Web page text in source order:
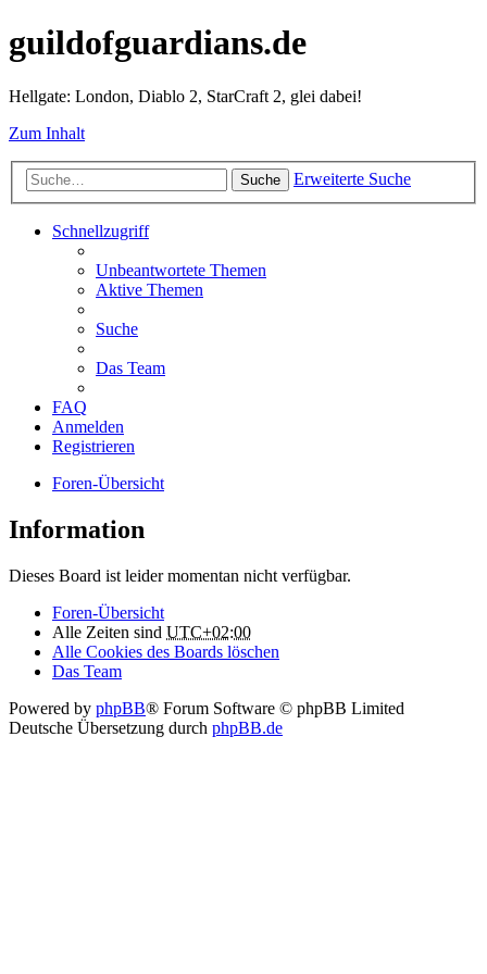
guildofguardians.de
Hellgate: London, Diablo 2, StarCraft 2, glei dabei!
Zum Inhalt
Suche Erweiterte Suche
Schnellzugriff
Unbeantwortete Themen
Aktive Themen
Suche
Das Team
FAQ
Anmelden
Registrieren
Foren-Übersicht
Information
Dieses Board ist leider momentan nicht verfügbar.
Foren-Übersicht
Alle Zeiten sind UTC+02:00
Alle Cookies des Boards löschen
Das Team
Powered by phpBB® Forum Software © phpBB Limited
Deutsche Übersetzung durch phpBB.de